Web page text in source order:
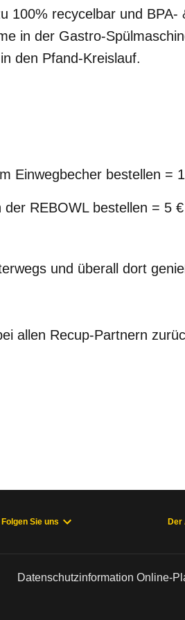
100% recycelbar und BPA-
in der Gastro-
den Pfand-Kreislauf.
Einwegbecher bestellen =
REBOWL bestellen = 5
und überall dort
allen Recup-Partnern
Folgen Sie uns Der
Datenschutzinformation Online-